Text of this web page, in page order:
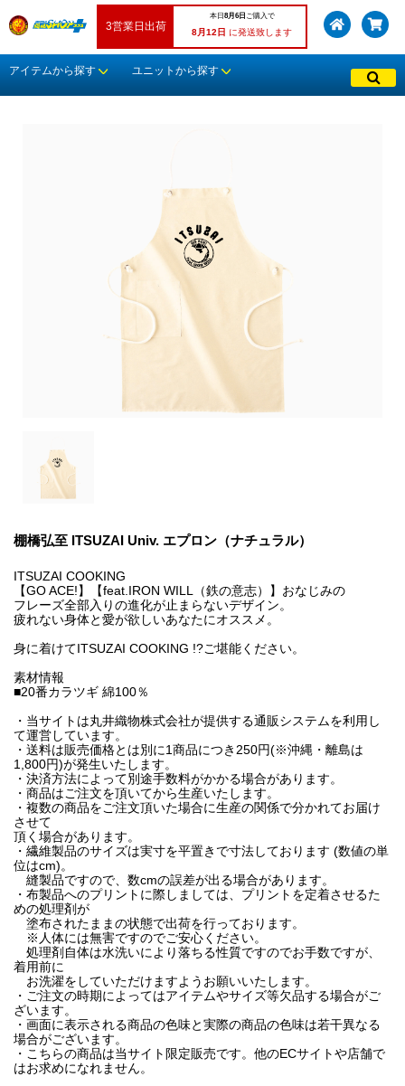
3営業日出荷
本日 8月6日 ご購入で
8月12日 に発送致します
アイテムから探す ユニットから探す
棚橋弘至 ITSUZAI Univ. エプロン（ナチュラル）
ITSUZAI COOKING
【GO ACE!】【feat.IRON WILL（鉄の意志）】おなじみの
フレーズ全部入りの進化が止まらないデザイン。
疲れない身体と愛が欲しいあなたにオススメ。
身に着けてITSUZAI COOKING !?ご堪能ください。
素材情報
■20番カラツギ 綿100％
・当サイトは丸井織物株式会社が提供する通販システムを利用し
て運営しています。
・送料は販売価格とは別に1商品につき250円(※沖縄・離島は
1,800円)が発生いたします。
・決済方法によって別途手数料がかかる場合があります。
・商品はご注文を頂いてから生産いたします。
・複数の商品をご注文頂いた場合に生産の関係で分かれてお届け
させて
頂く場合があります。
・繊維製品のサイズは実寸を平置きで寸法しております (数値の単
位はcm)。
縫製品ですので、数cmの誤差が出る場合があります。
・布製品へのプリントに際しましては、プリントを定着させるた
めの処理剤が
塗布されたままの状態で出荷を行っております。
※人体には無害ですのでご安心ください。
処理剤自体は水洗いにより落ちる性質ですのでお手数ですが、
着用前に
お洗濯をしていただけますようお願いいたします。
・ご注文の時期によってはアイテムやサイズ等欠品する場合がご
ざいます。
・画面に表示される商品の色味と実際の商品の色味は若干異なる
場合がございます。
・こちらの商品は当サイト限定販売です。他のECサイトや店舗で
はお求めになれません。